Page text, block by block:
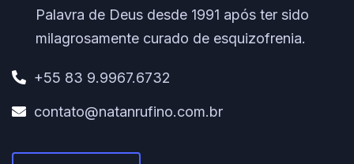
Palavra de Deus desde 1991 após ter sido
milagrosamente curado de esquizofrenia.
+55 83 9.9967.6732
contato@natanrufino.com.br